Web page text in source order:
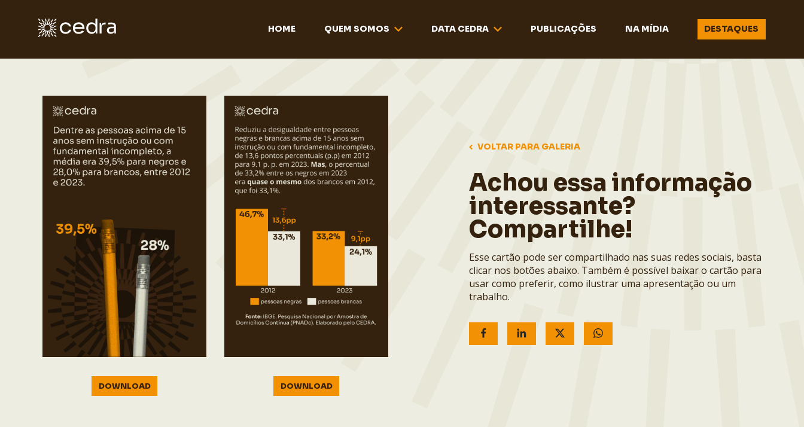
HOME QUEM SOMOS DATA CEDRA PUBLICAÇÕES NA MÍDIA DESTAQUES
DOWNLOAD DOWNLOAD
VOLTAR PARA GALERIA
Achou essa informação
interessante?
Compartilhe!
Esse cartão pode ser compartilhado nas suas redes sociais, basta
clicar nos botões abaixo. Também é possível baixar o cartão para
usar como preferir, como ilustrar uma apresentação ou um
trabalho.